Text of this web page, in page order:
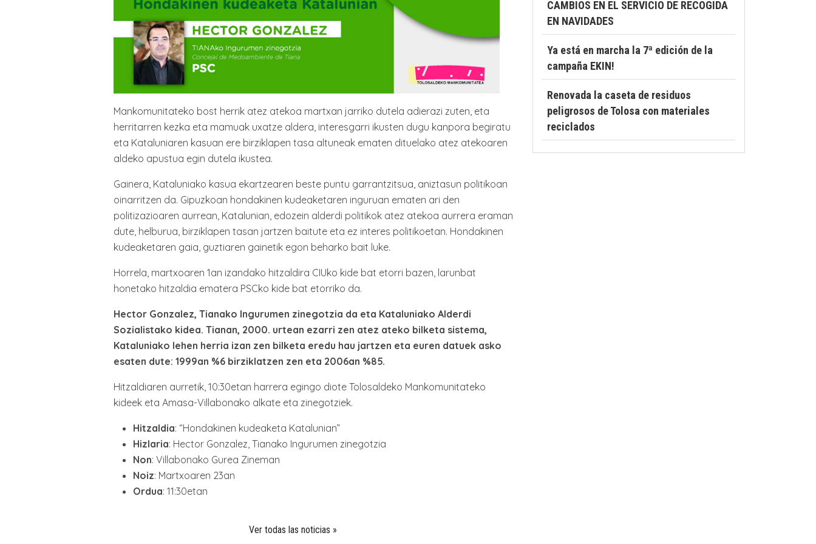
Mankomunitateko bost herrik atez atekoa martxan jarriko dutela adierazi zuten, eta
herritarren kezka eta mamuak uxatze aldera, interesgarri ikusten dugu kanpora begiratu
eta Kataluniaren kasuan ere birziklapen tasa altuneak ematen dituelako atez atekoaren
aldeko apustua egin dutela ikustea.
Gainera, Kataluniako kasua ekartzearen beste puntu garrantzitsua, aniztasun politikoan
oinarritzen da. Gipuzkoan hondakinen kudeaketaren inguruan ematen ari den
politizazioaren aurrean, Katalunian, edozein alderdi politikok atez atekoa aurrera eraman
dute, helburua, birziklapen tasan jartzen baitute eta ez interes politikoetan. Hondakinen
kudeaketaren gaia, guztiaren gainetik egon beharko bait luke.
Horrela, martxoaren 1an izandako hitzaldira CIUko kide bat etorri bazen, larunbat
honetako hitzaldia ematera PSCko kide bat etorriko da.
Hector Gonzalez, Tianako Ingurumen zinegotzia da eta Kataluniako Alderdi
Sozialistako kidea. Tianan, 2000. urtean ezarri zen atez ateko bilketa sistema,
Kataluniako lehen herria izan zen bilketa eredu hau jartzen eta euren datuek asko
esaten dute: 1999an %6 birziklatzen zen eta 2006an %85.
Hitzaldiaren aurretik, 10:30etan harrera egingo diote Tolosaldeko Mankomunitateko
kideek eta Amasa-Villabonako alkate eta zinegotziek.
Hitzaldia: “Hondakinen kudeaketa Katalunian”
Hizlaria: Hector Gonzalez, Tianako Ingurumen zinegotzia
Non: Villabonako Gurea Zineman
Noiz: Martxoaren 23an
Ordua: 11:30etan
Ver todas las noticias »
CAMBIOS EN EL SERVICIO DE RECOGIDA
EN NAVIDADES
Ya está en marcha la 7ª edición de la
campaña EKIN!
Renovada la caseta de residuos
peligrosos de Tolosa con materiales
reciclados